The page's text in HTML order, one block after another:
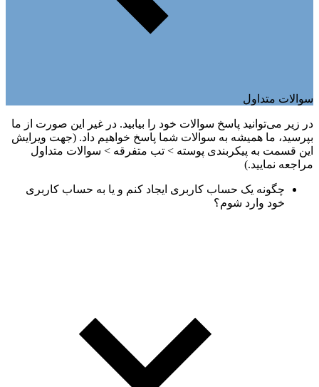
سوالات متداول
در زیر می‌توانید پاسخ سوالات خود را بیابید. در غیر این صورت از ما
بپرسید، ما همیشه به سوالات شما پاسخ خواهیم داد. (جهت ویرایش
این قسمت به پیکربندی پوسته > تب متفرقه > سوالات متداول
مراجعه نمایید.)
چگونه یک حساب کاربری ایجاد کنم و یا به حساب کاربری
خود وارد شوم؟